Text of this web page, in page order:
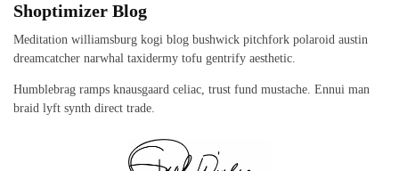
Shoptimizer Blog
Meditation williamsburg kogi blog bushwick pitchfork polaroid austin
dreamcatcher narwhal taxidermy tofu gentrify aesthetic.
Humblebrag ramps knausgaard celiac, trust fund mustache. Ennui man
braid lyft synth direct trade.